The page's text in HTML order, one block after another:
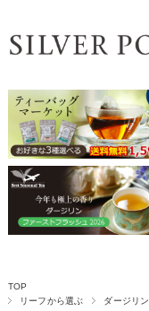
TOP
リーフから選ぶ
ダージリン